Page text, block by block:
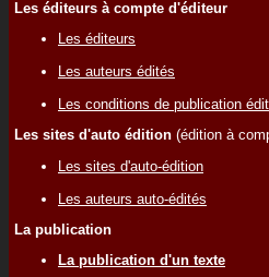
Les éditeurs à compte d'éditeur
Les éditeurs
Les auteurs édités
Les conditions de publication
Les sites d'auto édition (édition à
Les sites d'auto-édition
Les auteurs auto-édités
La publication
La publication d'un texte